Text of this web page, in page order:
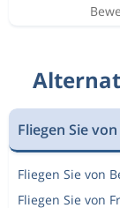
Fliegen Sie
Fliegen Sie von
Fliegen Sie von